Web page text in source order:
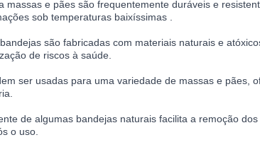
massas e pães são frequentemente duráveis e
sob temperaturas baixíssimas .
são fabricadas com materiais naturais e
de riscos à saúde.
ser usadas para uma variedade de massas e pães,
de algumas bandejas naturais facilita a remoção
o uso.